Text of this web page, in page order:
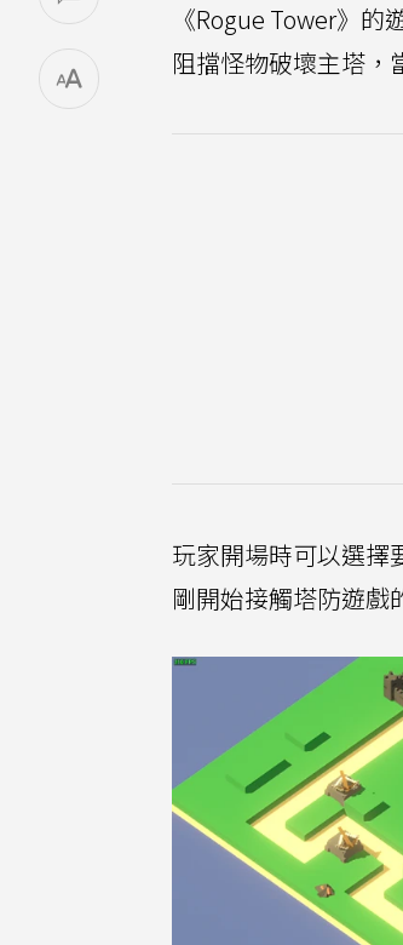
《Rogue Tower》
阻擋怪物破壞主塔，
玩家開場時可以選擇
剛開始接觸塔防遊戲